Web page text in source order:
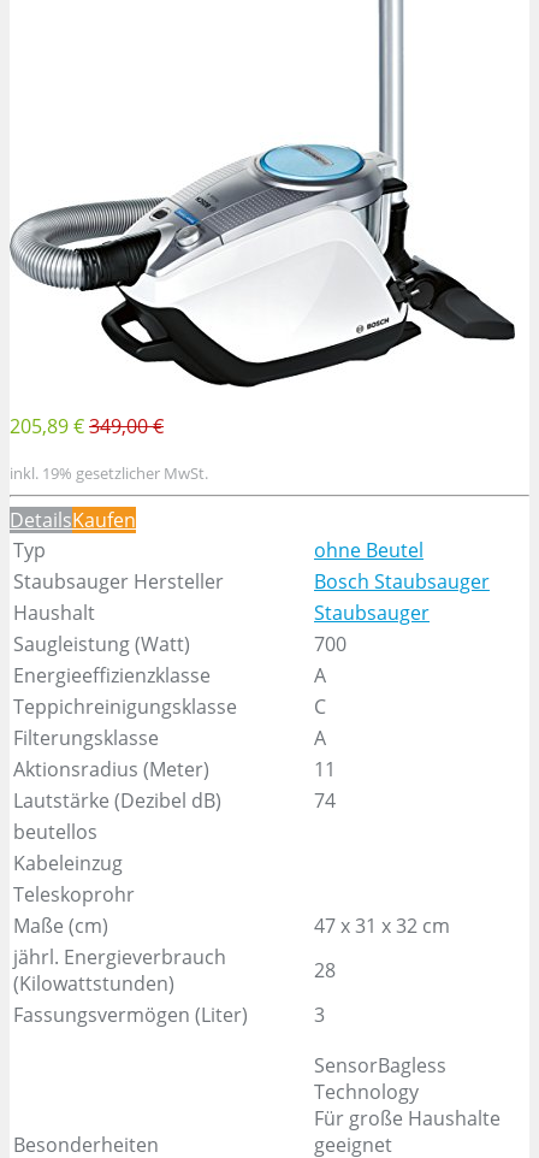
205,89 €349,00 €
inkl. 19% gesetzlicher MwSt.
DetailsKaufen
Typ
ohne Beutel
Staubsauger Hersteller
Bosch Staubsauger
Haushalt
Staubsauger
Saugleistung (Watt)
700
Energieeffizienzklasse
A
Teppichreinigungsklasse
C
Filterungsklasse
A
Aktionsradius (Meter)
11
Lautstärke (Dezibel dB)
74
beutellos
Kabeleinzug
Teleskoprohr
Maße (cm)
47 x 31 x 32 cm
jährl. Energieverbrauch
(Kilowattstunden)
28
Fassungsvermögen (Liter)
3
Besonderheiten
SensorBagless
Technology
Für große Haushalte
geeignet